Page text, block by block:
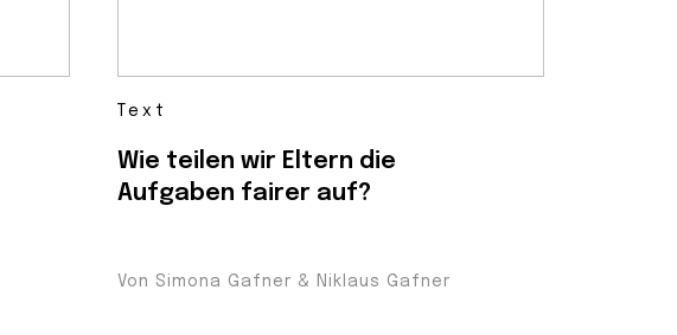
Text
Wie teilen wir Eltern die
Aufgaben fairer auf?
Von Simona Gafner & Niklaus Gafner